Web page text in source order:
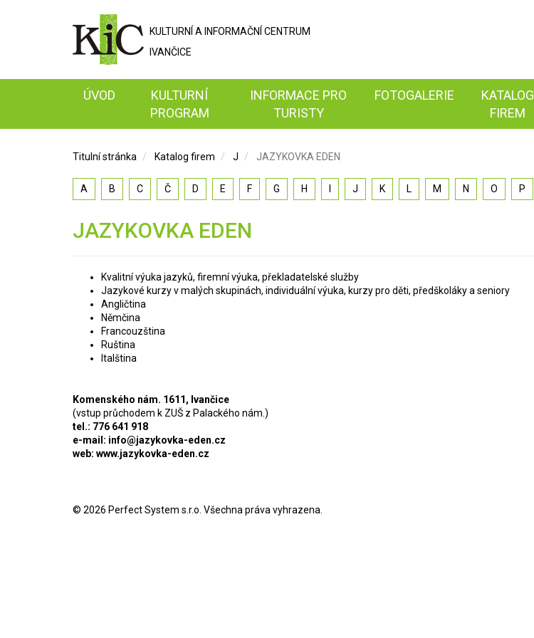
KULTURNÍ A INFORMAČNÍ CENTRUM
IVANČICE
ÚVOD
KULTURNÍ
PROGRAM
INFORMACE PRO
TURISTY
FOTOGALERIE
KATALOG
FIREM
Titulní stránka Katalog firem J JAZYKOVKA EDEN
A B C Č D E F G H J K L M N O P
JAZYKOVKA EDEN
Kvalitní výuka jazyků, firemní výuka, překladatelské služby
Jazykové kurzy v malých skupinách, individuální výuka, kurzy pro děti, předškoláky a seniory
Angličtina
Němčina
Francouzština
Ruština
Italština
Komenského nám. 1611, Ivančice
(vstup průchodem k ZUŠ z Palackého nám.)
tel.: 776 641 918
e-mail: info@jazykovka-eden.cz
web: www.jazykovka-eden.cz
© 2026 Perfect System s.r.o . Všechna práva vyhrazena.